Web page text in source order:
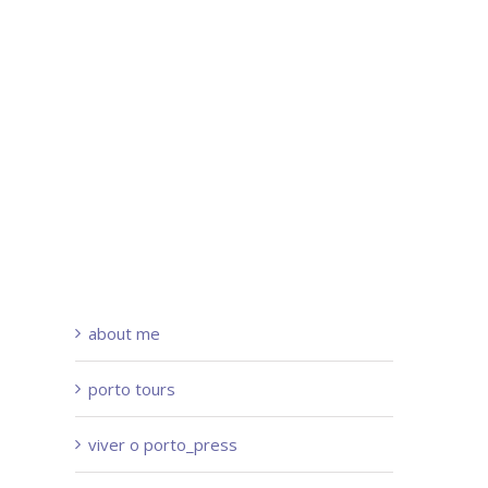
about me
porto tours
viver o porto_press